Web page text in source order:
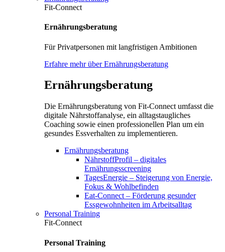
Fit-Connect
Ernährungsberatung
Für Privatpersonen mit langfristigen Ambitionen
Erfahre mehr über Ernährungsberatung
Ernährungsberatung
Die Ernährungsberatung von Fit-Connect umfasst die
digitale Nährstoffanalyse, ein alltagstaugliches
Coaching sowie einen professionellen Plan um ein
gesundes Essverhalten zu implementieren.
Ernährungsberatung
NährstoffProfil – digitales
Ernährungsscreening
TagesEnergie – Steigerung von Energie,
Fokus & Wohlbefinden
Eat-Connect – Förderung gesunder
Essgewohnheiten im Arbeitsalltag
Personal Training
Fit-Connect
Personal Training